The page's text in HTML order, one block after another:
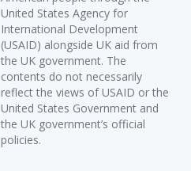
United States Agency for
International Development
(USAID) alongside UK aid from
the UK government. The
contents do not necessarily
reflect the views of USAID or the
United States Government and
the UK government’s official
policies.